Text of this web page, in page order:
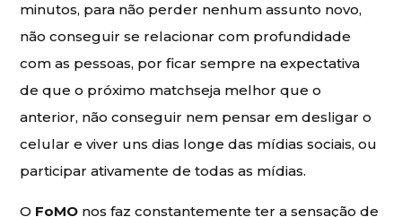
minutos, para não perder nenhum assunto novo,
não conseguir se relacionar com profundidade
com as pessoas, por ficar sempre na expectativa
de que o próximo matchseja melhor que o
anterior, não conseguir nem pensar em desligar o
celular e viver uns dias longe das mídias sociais, ou
participar ativamente de todas as mídias.
O FoMO nos faz constantemente ter a sensação de